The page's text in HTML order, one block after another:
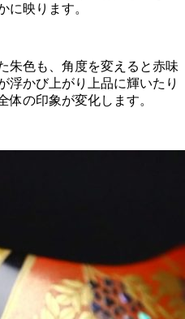
に映ります。
朱色も、角度を変えると赤味
浮かび上がり上品に輝いたり
体の印象が変化します。